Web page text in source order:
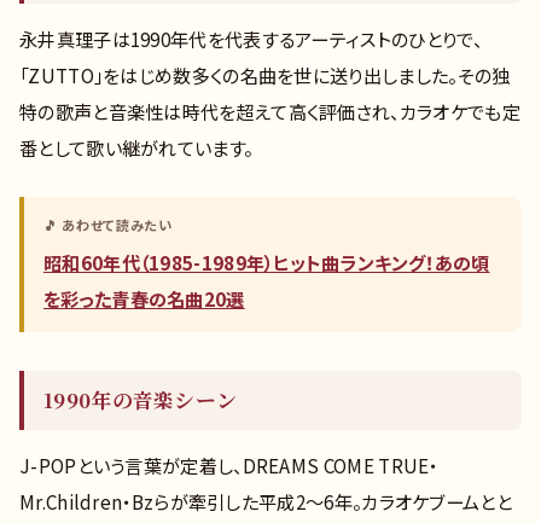
永井真理子は1990年代を代表するアーティストのひとりで、
「ZUTTO」をはじめ数多くの名曲を世に送り出しました。その独
特の歌声と音楽性は時代を超えて高く評価され、カラオケでも定
番として歌い継がれています。
🎵 あわせて読みたい
昭和60年代（1985-1989年）ヒット曲ランキング！あの頃
を彩った青春の名曲20選
1990年の音楽シーン
J-POPという言葉が定着し、DREAMS COME TRUE・
Mr.Children・Bzらが牽引した平成2〜6年。カラオケブームとと